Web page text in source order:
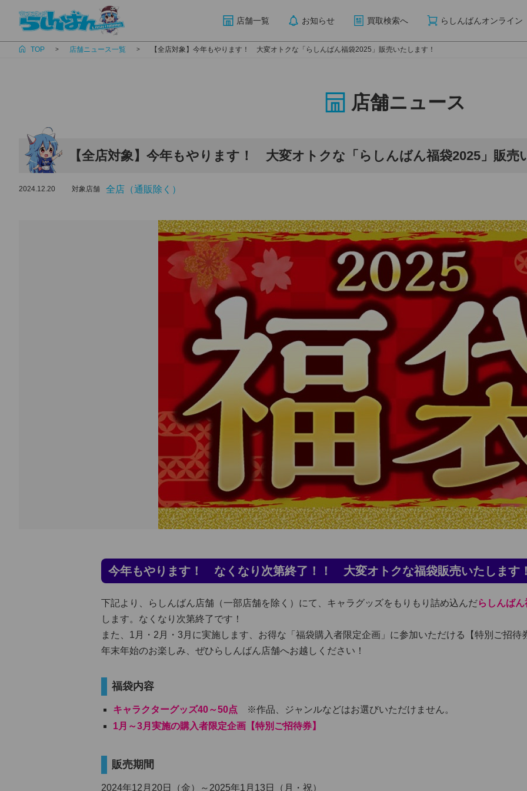
店舗一覧 お知らせ 買取検索へ らしんばんオンライン
TOP 店舗ニュース一覧 【全店対象】今年もやります！ 大変オトクな「らしんばん福袋2025」販売いたします！
店舗ニュース
【全店対象】今年もやります！ 大変オトクな「らしんばん福袋2025」販売
2024.12.20 対象店舗 全店（通販除く）
今年もやります！ なくなり次第終了！！ 大変オトクな福袋販売いたします
下記より、らしんばん店舗（一部店舗を除く）にて、キャラグッズをもりもり詰め込んだらしんば
します。なくなり次第終了です！
また、1月・2月・3月に実施します、お得な「福袋購入者限定企画」に参加いただける【特別ご招待
年末年始のお楽しみ、ぜひらしんばん店舗へお越しください！
福袋内容
キャラクターグッズ40～50点 ※作品、ジャンルなどはお選びいただけません。
1月～3月実施の購入者限定企画【特別ご招待券】
販売期間
2024年12月20日（金）～2025年1月13日（月・祝）